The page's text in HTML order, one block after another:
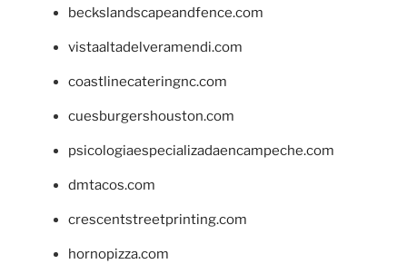
beckslandscapeandfence.com
vistaaltadelveramendi.com
coastlinecateringnc.com
cuesburgershouston.com
psicologiaespecializadaencampeche.com
dmtacos.com
crescentstreetprinting.com
hornopizza.com